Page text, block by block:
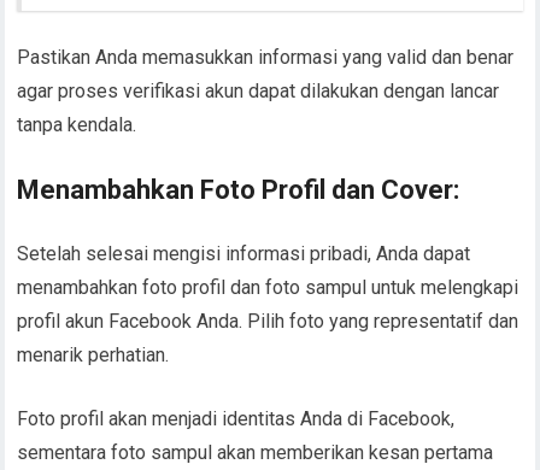
Pastikan Anda memasukkan informasi yang valid dan benar
agar proses verifikasi akun dapat dilakukan dengan lancar
tanpa kendala.
Menambahkan Foto Profil dan Cover:
Setelah selesai mengisi informasi pribadi, Anda dapat
menambahkan foto profil dan foto sampul untuk melengkapi
profil akun Facebook Anda. Pilih foto yang representatif dan
menarik perhatian.
Foto profil akan menjadi identitas Anda di Facebook,
sementara foto sampul akan memberikan kesan pertama